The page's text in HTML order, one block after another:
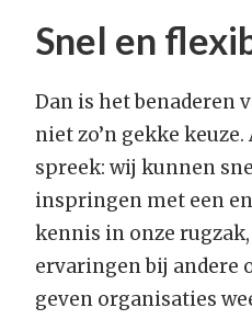
Snel en
Dan is het benaderen
niet zo’n gekke
spreek: wij kunnen
inspringen met een
kennis in onze
ervaringen bij andere
geven organisaties